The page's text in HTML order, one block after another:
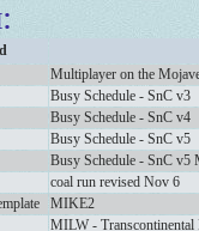
Multiplayer on the
Busy Schedule - SnC v3
Busy Schedule - SnC v4
Busy Schedule - SnC v5
Busy Schedule - SnC v5
coal run revised Nov 6
MIKE2
MILW -